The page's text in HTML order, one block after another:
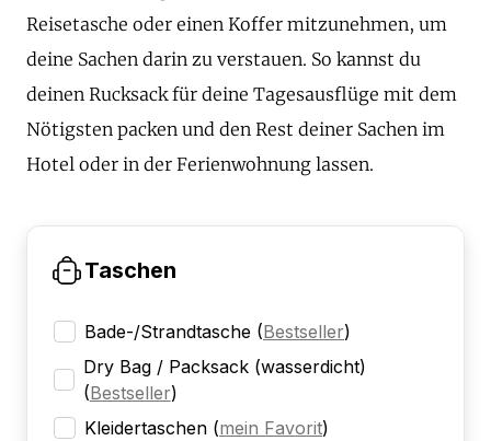
Reisetasche oder einen Koffer mitzunehmen, um
deine Sachen darin zu verstauen. So kannst du
deinen Rucksack für deine Tagesausflüge mit dem
Nötigsten packen und den Rest deiner Sachen im
Hotel oder in der Ferienwohnung lassen.
Taschen
Bade-/Strandtasche (Bestseller)
Dry Bag / Packsack (wasserdicht)
(Bestseller)
Kleidertaschen (mein Favorit)